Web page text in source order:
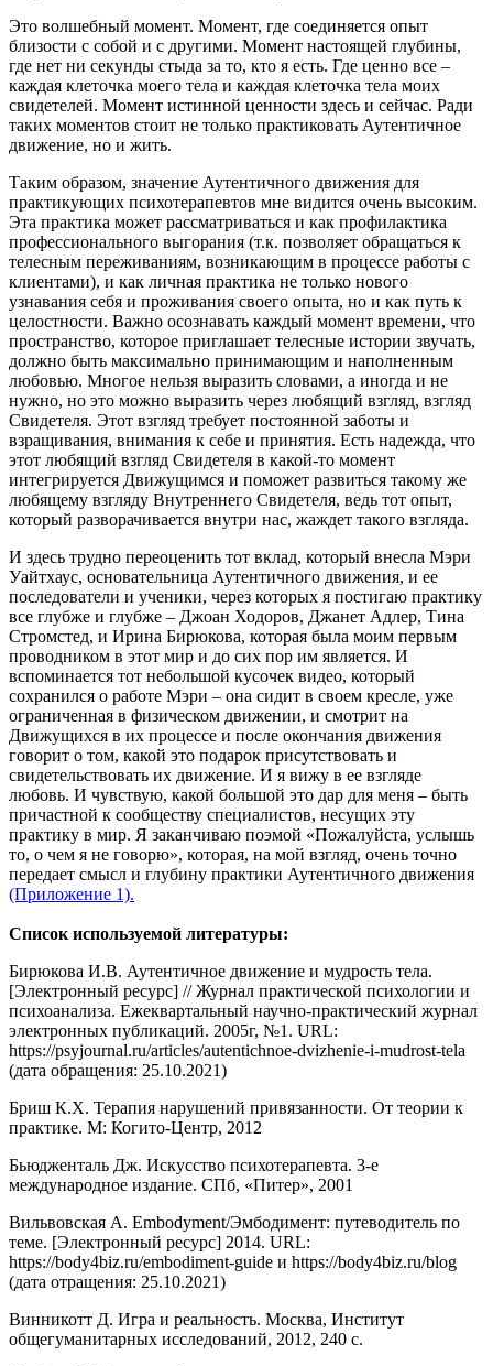
Это волшебный момент. Момент, где соединяется опыт
близости с собой и с другими. Момент настоящей глубины,
где нет ни секунды стыда за то, кто я есть. Где ценно все –
каждая клеточка моего тела и каждая клеточка тела моих
свидетелей. Момент истинной ценности здесь и сейчас. Ради
таких моментов стоит не только практиковать Аутентичное
движение, но и жить.
Таким образом, значение Аутентичного движения для
практикующих психотерапевтов мне видится очень высоким.
Эта практика может рассматриваться и как профилактика
профессионального выгорания (т.к. позволяет обращаться к
телесным переживаниям, возникающим в процессе работы с
клиентами), и как личная практика не только нового
узнавания себя и проживания своего опыта, но и как путь к
целостности. Важно осознавать каждый момент времени, что
пространство, которое приглашает телесные истории звучать,
должно быть максимально принимающим и наполненным
любовью. Многое нельзя выразить словами, а иногда и не
нужно, но это можно выразить через любящий взгляд, взгляд
Свидетеля. Этот взгляд требует постоянной заботы и
взращивания, внимания к себе и принятия. Есть надежда, что
этот любящий взгляд Свидетеля в какой-то момент
интегрируется Движущимся и поможет развиться такому же
любящему взгляду Внутреннего Свидетеля, ведь тот опыт,
который разворачивается внутри нас, жаждет такого взгляда.
И здесь трудно переоценить тот вклад, который внесла Мэри
Уайтхаус, основательница Аутентичного движения, и ее
последователи и ученики, через которых я постигаю практику
все глубже и глубже – Джоан Ходоров, Джанет Адлер, Тина
Стромстед, и Ирина Бирюкова, которая была моим первым
проводником в этот мир и до сих пор им является. И
вспоминается тот небольшой кусочек видео, который
сохранился о работе Мэри – она сидит в своем кресле, уже
ограниченная в физическом движении, и смотрит на
Движущихся в их процессе и после окончания движения
говорит о том, какой это подарок присутствовать и
свидетельствовать их движение. И я вижу в ее взгляде
любовь. И чувствую, какой большой это дар для меня – быть
причастной к сообществу специалистов, несущих эту
практику в мир. Я заканчиваю поэмой «Пожалуйста, услышь
то, о чем я не говорю», которая, на мой взгляд, очень точно
передает смысл и глубину практики Аутентичного движения
(Приложение 1).
Список используемой литературы:
Бирюкова И.В. Аутентичное движение и мудрость тела.
[Электронный ресурс] // Журнал практической психологии и
психоанализа. Ежеквартальный научно-практический журнал
электронных публикаций. 2005г, №1. URL:
https://psyjournal.ru/articles/autentichnoe-dvizhenie-i-mudrost-tela
(дата обращения: 25.10.2021)
Бриш К.Х. Терапия нарушений привязанности. От теории к
практике. М: Когито-Центр, 2012
Бьюдженталь Дж. Искусство психотерапевта. 3-е
международное издание. СПб, «Питер», 2001
Вильвовская А. Embodyment/Эмбодимент: путеводитель по
теме. [Электронный ресурс] 2014. URL:
https://body4biz.ru/embodiment-guide и https://body4biz.ru/blog
(дата отращения: 25.10.2021)
Винникотт Д. Игра и реальность. Москва, Институт
общегуманитарных исследований, 2012, 240 с.